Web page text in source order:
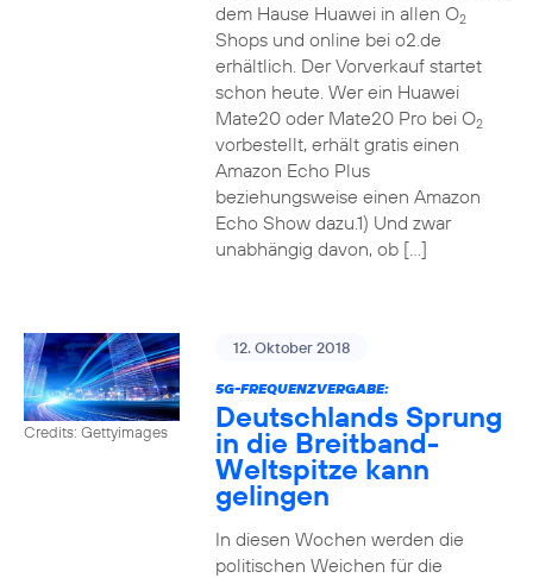
dem Hause Huawei in allen O2
Shops und online bei o2.de
erhältlich. Der Vorverkauf startet
schon heute. Wer ein Huawei
Mate20 oder Mate20 Pro bei O2
vorbestellt, erhält gratis einen
Amazon Echo Plus
beziehungsweise einen Amazon
Echo Show dazu.1) Und zwar
unabhängig davon, ob […]
Credits: Gettyimages
12. Oktober 2018
5G-FREQUENZVERGABE:
Deutschlands Sprung
in die Breitband-
Weltspitze kann
gelingen
In diesen Wochen werden die
politischen Weichen für die